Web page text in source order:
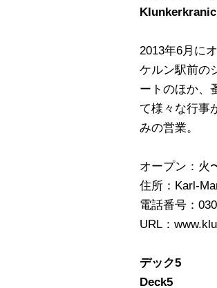
2013年6月に
ケルン駅前の
ートのほか、
て様々な行事
みの営業。
オープン：火
住所：Karl-
電話番号：
URL：
デック5
Deck5